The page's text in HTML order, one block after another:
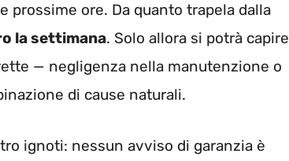
prossime ore. Da quanto trapela dalla
la settimana. Solo allora si potrà capire
— negligenza nella manutenzione o
di cause naturali.
ignoti: nessun avviso di garanzia è